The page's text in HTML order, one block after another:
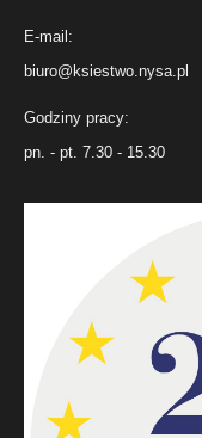
E-mail:
biuro@ksiestwo.nysa.pl
Godziny pracy:
pn. - pt. 7.30 - 15.30